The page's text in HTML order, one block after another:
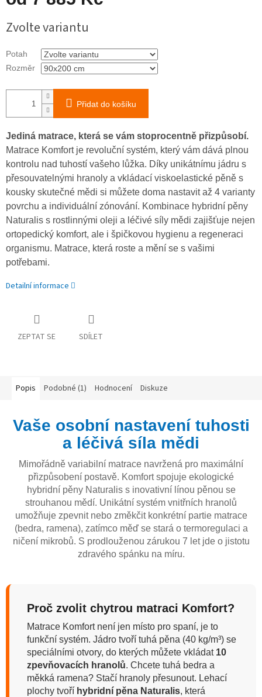
cena:
Zvolte variantu
Potah
Rozměr
Přidat do košíku
Jediná matrace, která se vám stoprocentně přizpůsobí.
Matrace Komfort je revoluční systém, který vám dává plnou
kontrolu nad tuhostí vašeho lůžka. Díky unikátnímu jádru s
přesouvatelnými hranoly a vkládací viskoelastické pěně s
kousky skutečné mědi si můžete doma nastavit až 4 varianty
povrchu a individuální zónování. Kombinace hybridní pěny
Naturalis s rostlinnými oleji a léčivé síly mědi zajišťuje nejen
ortopedický komfort, ale i špičkovou hygienu a regeneraci
organismu. Matrace, která roste a mění se s vašimi
potřebami.
Detailní informace
ZEPTAT SE SDÍLET
Popis Podobné (1) Hodnocení Diskuze
Vaše osobní nastavení tuhosti
a léčivá síla mědi
Mimořádně variabilní matrace navržená pro maximální
přizpůsobení postavě. Komfort spojuje ekologické
hybridní pěny Naturalis s inovativní línou pěnou se
strouhanou mědí. Unikátní systém vnitřních hranolů
umožňuje zpevnit nebo změkčit konkrétní partie matrace
(bedra, ramena), zatímco měď se stará o termoregulaci a
ničení mikrobů. S prodlouženou zárukou 7 let jde o jistotu
zdravého spánku na míru.
Proč zvolit chytrou matraci Komfort?
Matrace Komfort není jen místo pro spaní, je to
funkční systém. Jádro tvoří tuhá pěna (40 kg/m³) se
speciálními otvory, do kterých můžete vkládat 10
zpevňovacích hranolů. Chcete tuhá bedra a
měkká ramena? Stačí hranoly přesunout. Lehací
plochy tvoří hybridní pěna Naturalis, která